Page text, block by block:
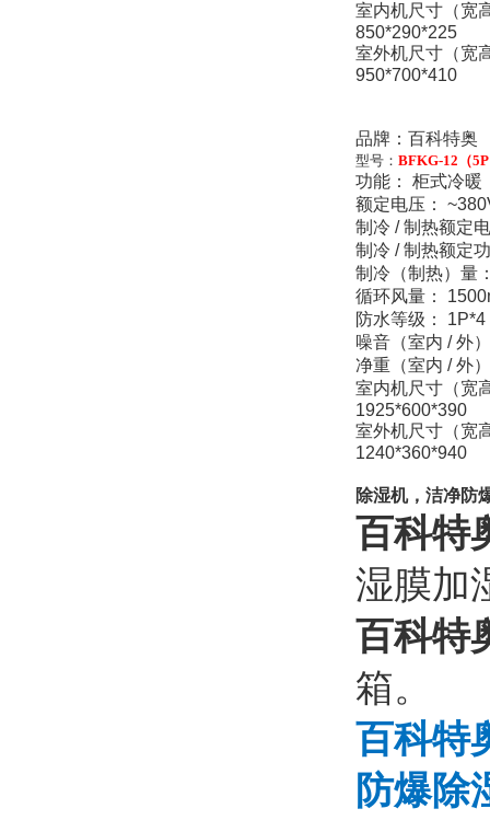
室内机尺寸（宽
850*290*225
室外机尺寸（宽
950*700*410
品牌：百科特奥
型号： BFKG-12（
功能： 柜式冷暖
额定电压：
制冷 / 制热额定
制冷 / 制热额定
制冷（制热）量
循环风量：
防水等级： 1P*4
噪音（室内 / 外
净重（室内 / 外
室内机尺寸（宽
1925*600*390
室外机尺寸（宽
1240*360*940
除湿机，洁净防
百科特
湿膜加
百科特
箱。
百科特
防爆除